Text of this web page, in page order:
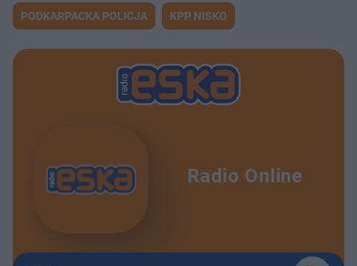
PODKARPACKA POLICJA KPP NISKO
Radio Online